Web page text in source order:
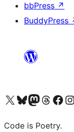
bbPress ↗
BuddyPress
Visit our X (formerly Twitter) account
ഞങ്ങളുടെ ബ്ലൂസ്കൈ അക്കൗണ്ട്
Visit our Mastodon account
ഞങ്ങളുടെVisit our
Code is Poetry.